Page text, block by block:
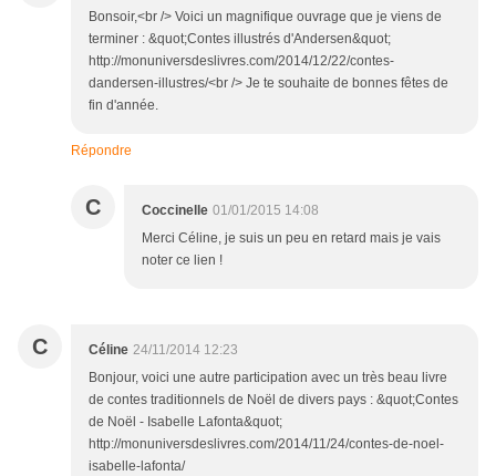
Bonsoir,<br /> Voici un magnifique ouvrage que je viens de
terminer : &quot;Contes illustrés d'Andersen&quot;
http://monuniversdeslivres.com/2014/12/22/contes-
dandersen-illustres/<br /> Je te souhaite de bonnes fêtes de
fin d'année.
Répondre
C Coccinelle 01/01/2015 14:08
Merci Céline, je suis un peu en retard mais je vais
noter ce lien !
C Céline 24/11/2014 12:23
Bonjour, voici une autre participation avec un très beau livre
de contes traditionnels de Noël de divers pays : &quot;Contes
de Noël - Isabelle Lafonta&quot;
http://monuniversdeslivres.com/2014/11/24/contes-de-noel-
isabelle-lafonta/